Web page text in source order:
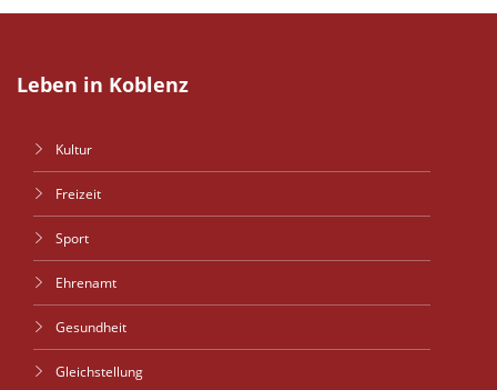
Leben in Koblenz
Kultur
Freizeit
Sport
Ehrenamt
Gesundheit
Gleichstellung